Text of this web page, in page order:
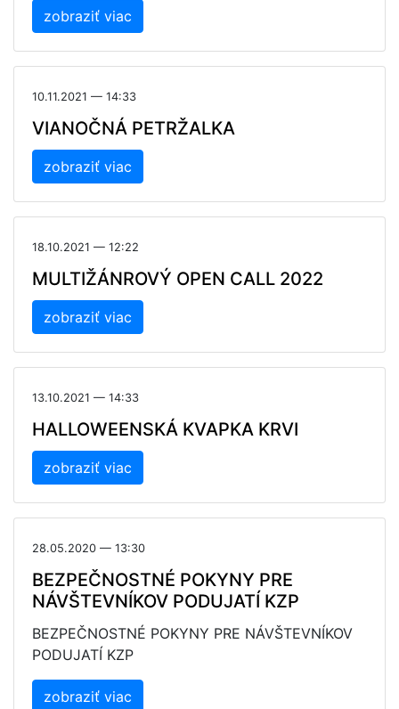
zobraziť viac
10.11.2021 — 14:33
VIANOČNÁ PETRŽALKA
zobraziť viac
18.10.2021 — 12:22
MULTIŽÁNROVÝ OPEN CALL 2022
zobraziť viac
13.10.2021 — 14:33
HALLOWEENSKÁ KVAPKA KRVI
zobraziť viac
28.05.2020 — 13:30
BEZPEČNOSTNÉ POKYNY PRE
NÁVŠTEVNÍKOV PODUJATÍ KZP
BEZPEČNOSTNÉ POKYNY PRE NÁVŠTEVNÍKOV
PODUJATÍ KZP
zobraziť viac